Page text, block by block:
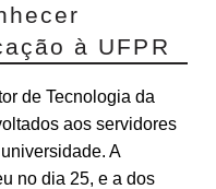
à UFPR
de Tecnologia da
aos servidores
A
no dia 25, e a dos